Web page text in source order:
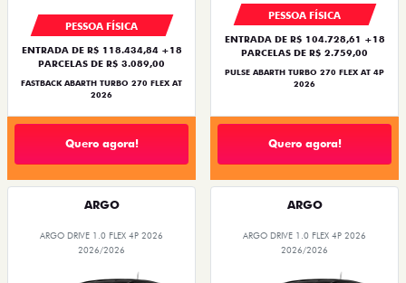
PESSOA FÍSICA
ENTRADA DE R$ 118.434,84 +18
PARCELAS DE R$ 3.089,00
FASTBACK ABARTH TURBO 270 FLEX AT
2026
Quero agora!
PESSOA FÍSICA
ENTRADA DE R$ 104.728,61 +18
PARCELAS DE R$ 2.759,00
PULSE ABARTH TURBO 270 FLEX AT 4P
2026
Quero agora!
ARGO
ARGO DRIVE 1.0 FLEX 4P 2026
2026/2026
ARGO
ARGO DRIVE 1.0 FLEX 4P 2026
2026/2026